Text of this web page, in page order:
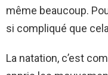
même beaucoup.
si compliqué que
La natation, c’est